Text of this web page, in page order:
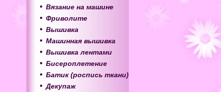
Вязание на машине
Фриволите
Вышивка
Машинная вышивка
Вышивка лентами
Бисероплетение
Батик (роспись ткани)
Декупаж